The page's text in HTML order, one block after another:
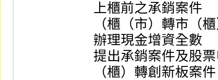
上櫃前之承銷案件
（櫃（市）轉市（
辦理現金增資全數
提出承銷案件及股
（櫃）轉創新板案件